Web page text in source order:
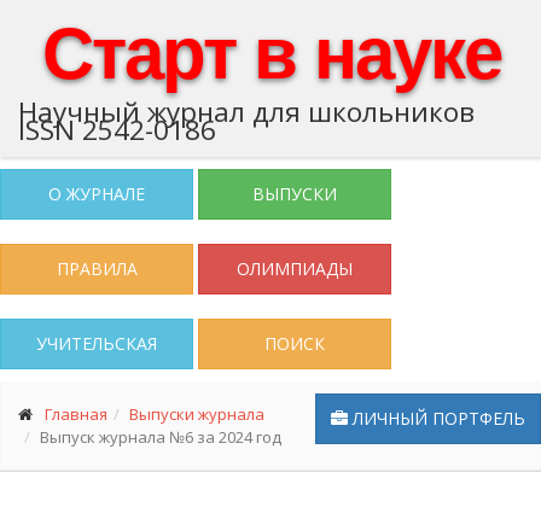
Старт в науке
Научный журнал для школьников
ISSN 2542-0186
О ЖУРНАЛЕ ВЫПУСКИ
ПРАВИЛА ОЛИМПИАДЫ
УЧИТЕЛЬСКАЯ ПОИСК
ЛИЧНЫЙ ПОРТФЕЛЬ
Главная
Выпуски журнала
Выпуск журнала №6 за 2024 год